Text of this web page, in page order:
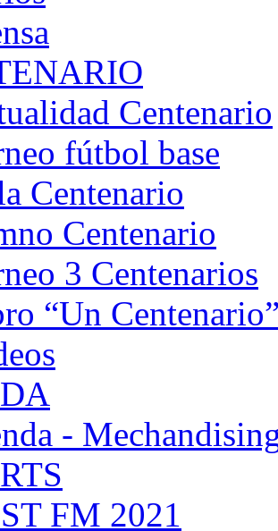
Centenario
fútbol base
Centenario
Centenario
3 Centenarios
“Un
-
FM 2021